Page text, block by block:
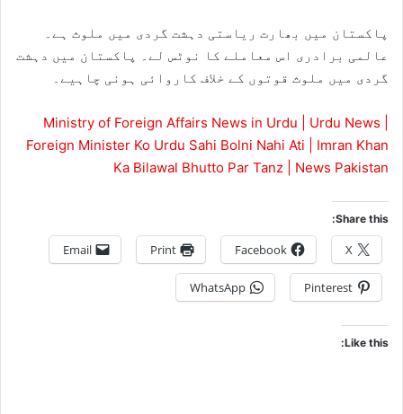
پاکستان میں بھارت ریاستی دہشت گردی میں ملوث ہے۔
عالمی برادری اس معاملے کا نوٹس لے۔ پاکستان میں دہشت
گردی میں ملوث قوتوں کے خلاف کاروائی ہونی چاہیے۔
Ministry of Foreign Affairs News in Urdu | Urdu News |
Foreign Minister Ko Urdu Sahi Bolni Nahi Ati | Imran Khan
Ka Bilawal Bhutto Par Tanz | News Pakistan
Share this:
X
Facebook
Print
Email
Pinterest
WhatsApp
Like this: